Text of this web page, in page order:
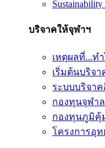
Sustainability
บริจาคให้จุฬาฯ
เหตุผลที่...ท
เริ่มต้นบริจา
ระบบบริจา
กองทุนจุฬา
กองทุนภูมิคุ้
โครงการอุ